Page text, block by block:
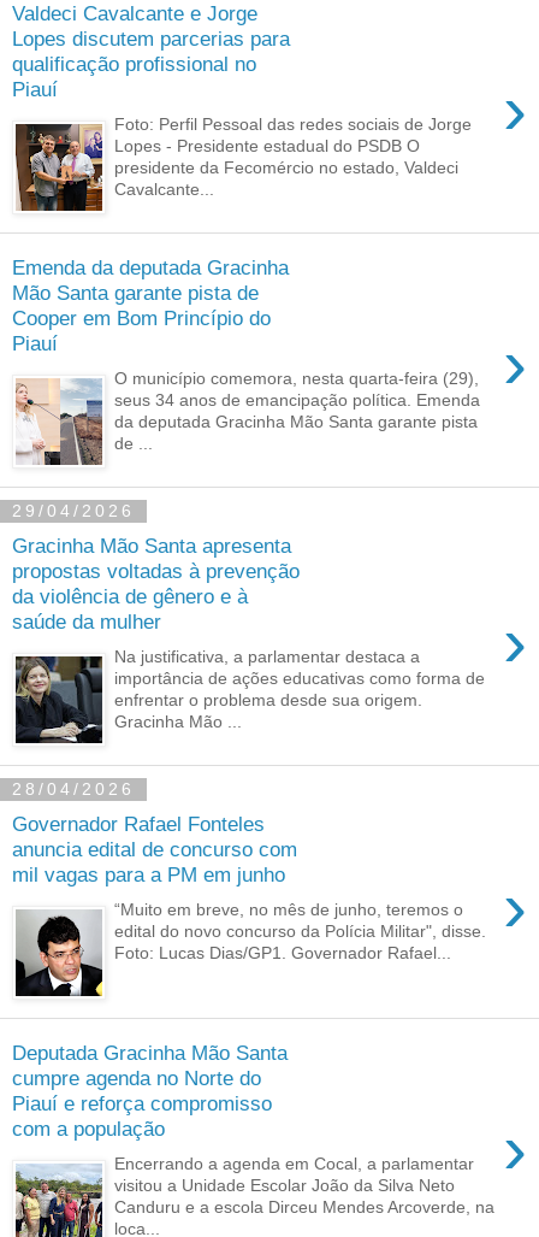
Valdeci Cavalcante e Jorge
Lopes discutem parcerias para
qualificação profissional no
Piauí
›
Foto: Perfil Pessoal das redes sociais de Jorge
Lopes - Presidente estadual do PSDB O
presidente da Fecomércio no estado, Valdeci
Cavalcante...
Emenda da deputada Gracinha
Mão Santa garante pista de
Cooper em Bom Princípio do
Piauí
›
O município comemora, nesta quarta-feira (29),
seus 34 anos de emancipação política. Emenda
da deputada Gracinha Mão Santa garante pista
de ...
29/04/2026
Gracinha Mão Santa apresenta
propostas voltadas à prevenção
da violência de gênero e à
saúde da mulher
›
Na justificativa, a parlamentar destaca a
importância de ações educativas como forma de
enfrentar o problema desde sua origem.
Gracinha Mão ...
28/04/2026
Governador Rafael Fonteles
anuncia edital de concurso com
mil vagas para a PM em junho
›
“Muito em breve, no mês de junho, teremos o
edital do novo concurso da Polícia Militar", disse.
Foto: Lucas Dias/GP1. Governador Rafael...
Deputada Gracinha Mão Santa
cumpre agenda no Norte do
Piauí e reforça compromisso
com a população
›
Encerrando a agenda em Cocal, a parlamentar
visitou a Unidade Escolar João da Silva Neto
Canduru e a escola Dirceu Mendes Arcoverde, na
loca...